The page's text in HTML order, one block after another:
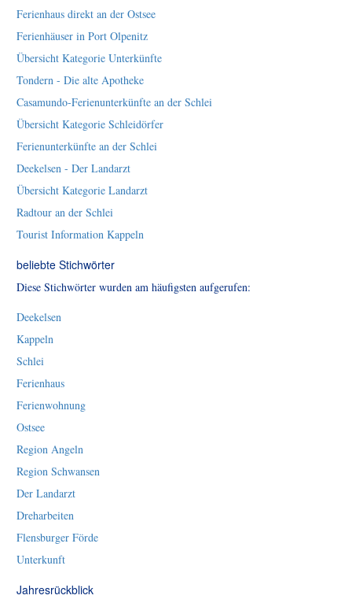
Ferienhaus direkt an der Ostsee
Ferienhäuser in Port Olpenitz
Übersicht Kategorie Unterkünfte
Tondern - Die alte Apotheke
Casamundo-Ferienunterkünfte an der Schlei
Übersicht Kategorie Schleidörfer
Ferienunterkünfte an der Schlei
Deekelsen - Der Landarzt
Übersicht Kategorie Landarzt
Radtour an der Schlei
Tourist Information Kappeln
beliebte Stichwörter
Diese Stichwörter wurden am häufigsten aufgerufen:
Deekelsen
Kappeln
Schlei
Ferienhaus
Ferienwohnung
Ostsee
Region Angeln
Region Schwansen
Der Landarzt
Dreharbeiten
Flensburger Förde
Unterkunft
Jahresrückblick